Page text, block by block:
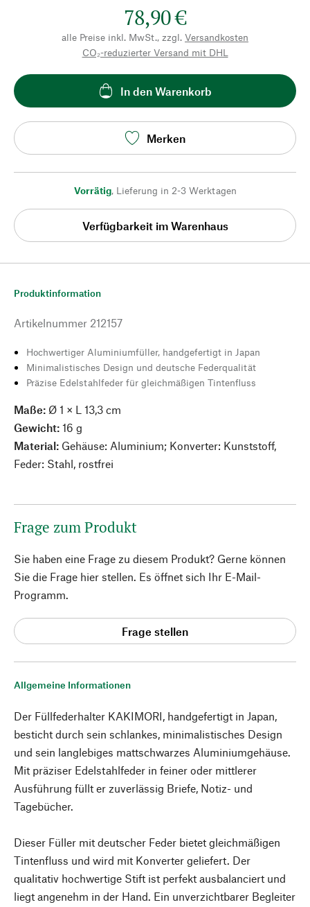
78,90 €
alle Preise inkl. MwSt., zzgl. Versandkosten
CO₂-reduzierter Versand mit DHL
In den Warenkorb
Merken
Vorrätig, Lieferung in 2-3 Werktagen
Verfügbarkeit im Warenhaus
Allgemeine Informationen
Der Füllfederhalter KAKIMORI, handgefertigt in Japan,
besticht durch sein schlankes, minimalistisches Design
und sein langlebiges mattschwarzes Aluminiumgehäuse.
Mit präziser Edelstahlfeder in feiner oder mittlerer
Ausführung füllt er zuverlässig Briefe, Notiz- und
Tagebücher.
Dieser Füller mit deutscher Feder bietet gleichmäßigen
Tintenfluss und wird mit Konverter geliefert. Der
qualitativ hochwertige Stift ist perfekt ausbalanciert und
liegt angenehm in der Hand. Ein unverzichtbarer Begleiter
Produktinformation
Artikelnummer 212157
Hochwertiger Aluminiumfüller, handgefertigt in Japan
Minimalistisches Design und deutsche Federqualität
Präzise Edelstahlfeder für gleichmäßigen Tintenfluss
Maße: Ø 1 × L 13,3 cm
Gewicht: 16 g
Material: Gehäuse: Aluminium; Konverter: Kunststoff,
Feder: Stahl, rostfrei
Frage zum Produkt
Sie haben eine Frage zu diesem Produkt? Gerne können
Sie die Frage hier stellen. Es öffnet sich Ihr E-Mail-
Programm.
Frage stellen